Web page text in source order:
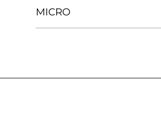
MICRO